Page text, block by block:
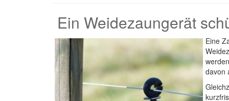
Ein Weidezaungerät
Eine
davon